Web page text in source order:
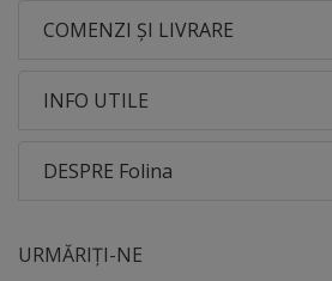
COMENZI ȘI LIVRARE
INFO UTILE
DESPRE Folina
URMĂRIȚI-NE